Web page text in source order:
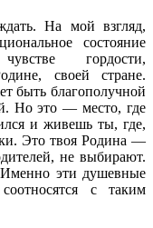
На мой взгляд,
состояние
гордости,
своей стране.
быть благополучной
Но это — место, где
и живешь ты, где,
Это твоя Родина —
не выбирают.
Именно эти душевные
с таким